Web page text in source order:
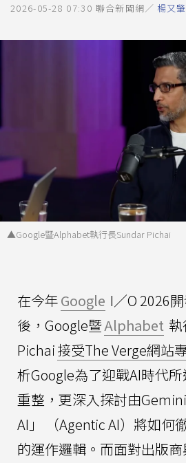
2026-05-28 07:30 聯合新聞網／ 楊又肇
▲Google暨Alphabet執行長Sundar Pichai
在今年Google I／O 2026
後，Google暨Alphabet
Pichai接受The Verge網站
析Google為了迎戰AI時代
重整，更深入探討由
AI」 （Agentic AI）將如何
的運作邏輯。而面對出版